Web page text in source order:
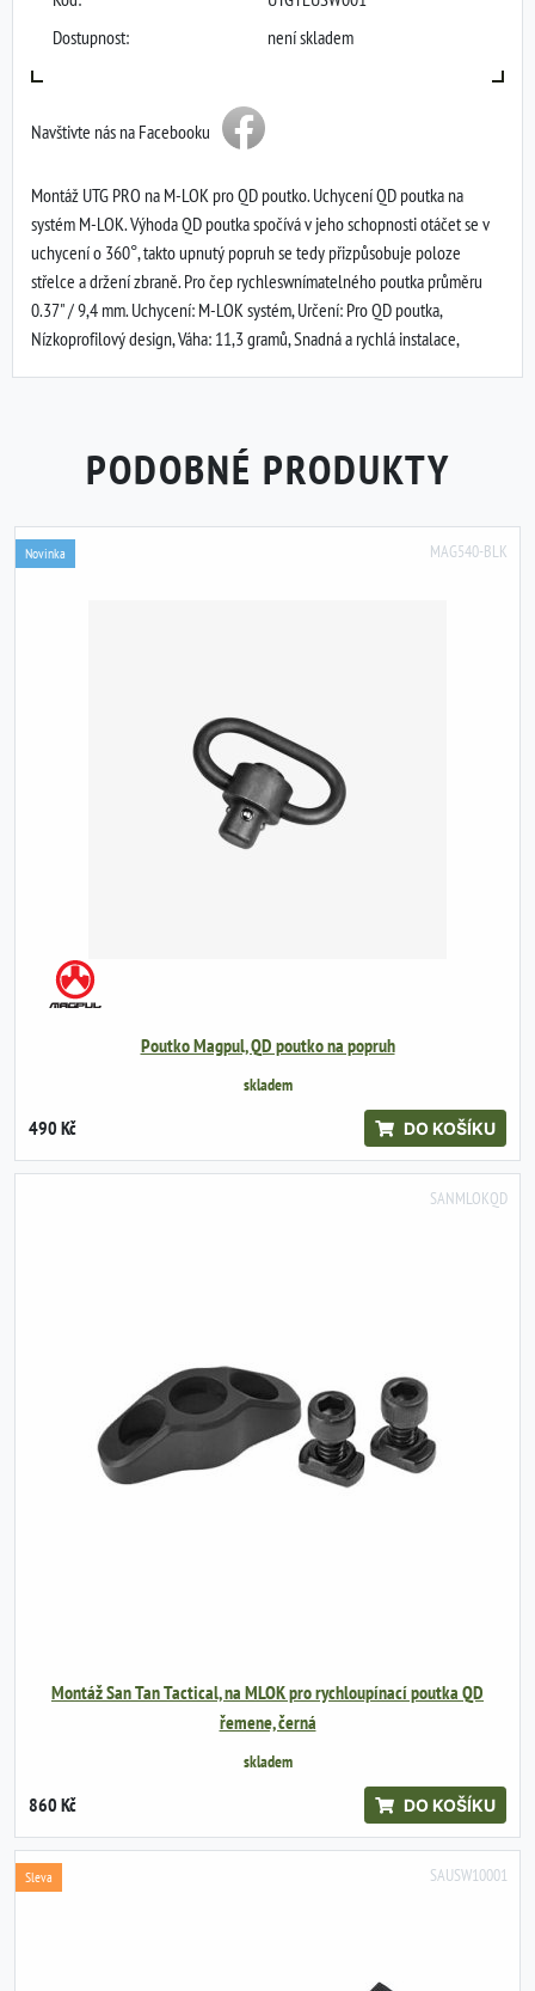
Dostupnost:
není skladem
Navštivte nás na Facebooku
Montáž UTG PRO na M-LOK pro QD poutko. Uchycení QD poutka na
systém M-LOK. Výhoda QD poutka spočívá v jeho schopnosti otáčet se v
uchycení o 360°, takto upnutý popruh se tedy přizpůsobuje poloze
střelce a držení zbraně. Pro čep rychleswnímatelného poutka průměru
0.37" / 9,4 mm. Uchycení: M-LOK systém, Určení: Pro QD poutka,
Nízkoprofilový design, Váha: 11,3 gramů, Snadná a rychlá instalace,
PODOBNÉ PRODUKTY
MAG540-BLK
Novinka
Poutko Magpul, QD poutko na popruh
skladem
490 Kč DO KOŠÍKU
SANMLOKQD
Montáž San Tan Tactical, na MLOK pro rychloupínací poutka QD
řemene, černá
skladem
860 Kč DO KOŠÍKU
SAUSW10001
Sleva